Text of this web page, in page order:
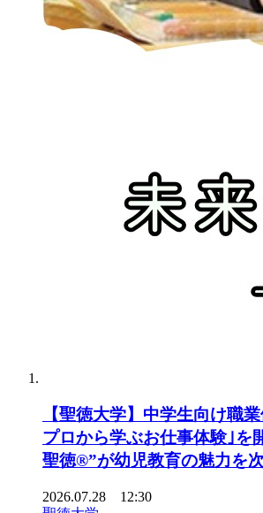
【聖徳大学】中学生向け職
プロから学ぶお仕事体験｣
聖徳®”が幼児教育の魅力を
2026.07.28 12:30